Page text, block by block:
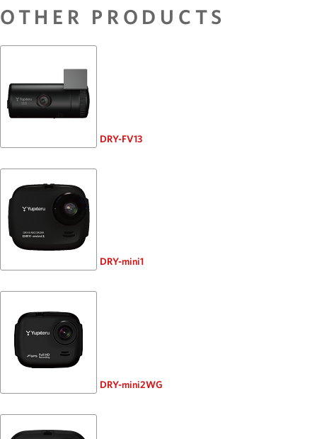
OTHER PRODUCTS
DRY-FV13
DRY-mini1
DRY-mini2WG